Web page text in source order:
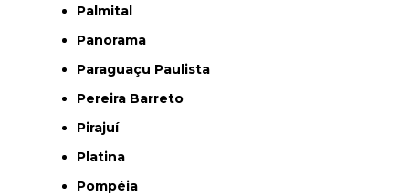
Palmital
Panorama
Paraguaçu Paulista
Pereira Barreto
Pirajuí
Platina
Pompéia